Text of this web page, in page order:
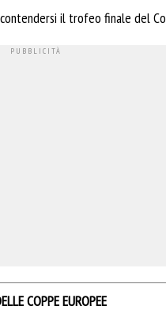
il trofeo finale del
COPPE EUROPEE